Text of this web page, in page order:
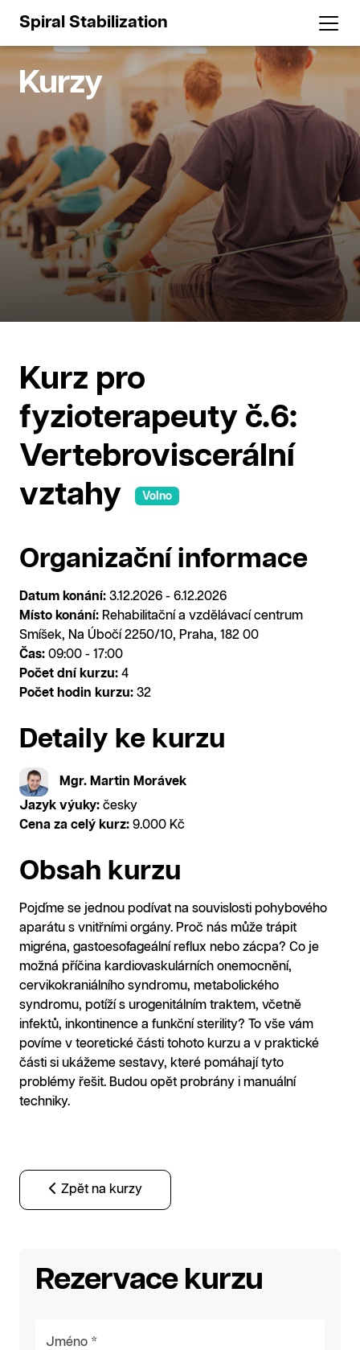
Spiral Stabilization
Kurzy
Kurz pro
fyzioterapeuty č.6:
Vertebroviscerální
vztahy
Volno
Organizační informace
Datum konání: 3.12.2026 - 6.12.2026
Místo konání: Rehabilitační a vzdělávací centrum
Smíšek, Na Úbočí 2250/10, Praha, 182 00
Čas: 09:00 - 17:00
Počet dní kurzu: 4
Počet hodin kurzu: 32
Detaily ke kurzu
Mgr. Martin Morávek
Jazyk výuky: česky
Cena za celý kurz: 9.000 Kč
Obsah kurzu
Pojďme se jednou podívat na souvislosti pohybového
aparátu s vnitřními orgány. Proč nás může trápit
migréna, gastoesofageální reflux nebo zácpa? Co je
možná příčina kardiovaskulárních onemocnění,
cervikokraniálního syndromu, metabolického
syndromu, potíží s urogenitálním traktem, včetně
infektů, inkontinence a funkční sterility? To vše vám
povíme v teoretické části tohoto kurzu a v praktické
části si ukážeme sestavy, které pomáhají tyto
problémy řešit. Budou opět probrány i manuální
techniky.
Zpět na kurzy
Rezervace kurzu
Jméno *